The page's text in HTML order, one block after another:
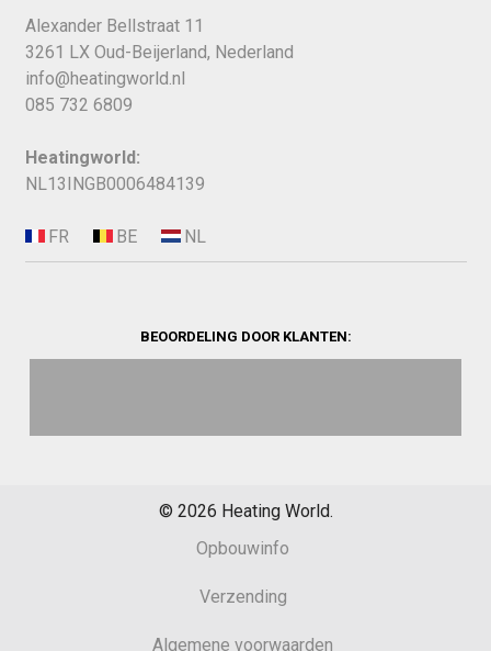
Alexander Bellstraat 11
3261 LX Oud-Beijerland, Nederland
info@heatingworld.nl
085 732 6809
Heatingworld:
NL13INGB0006484139
BEOORDELING DOOR KLANTEN:
© 2026 Heating World.
Opbouwinfo
Verzending
Algemene voorwaarden